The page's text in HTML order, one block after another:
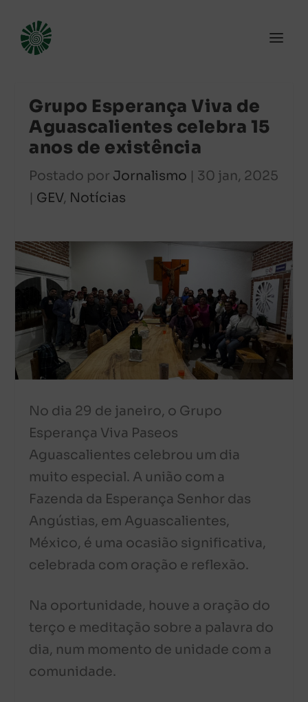
Grupo Esperança Viva de
Aguascalientes celebra 15
anos de existência
Postado por Jornalismo | 30 jan, 2025
| GEV, Notícias
No dia 29 de janeiro, o Grupo
Esperança Viva Paseos
Aguascalientes celebrou um dia
muito especial. A união com a
Fazenda da Esperança Senhor das
Angústias, em Aguascalientes,
México, é uma ocasião significativa,
celebrada com oração e reflexão.
Na oportunidade, houve a oração do
terço e meditação sobre a palavra do
dia, num momento de unidade com a
comunidade.